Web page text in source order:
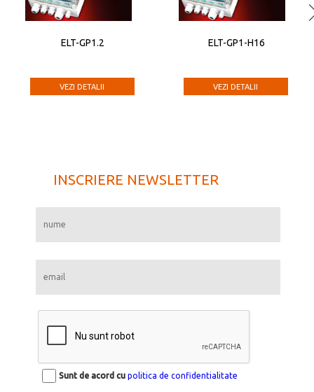
ELT-GP1.2
VEZI DETALII
ELT-GP1-H16
VEZI DETALII
INSCRIERE NEWSLETTER
Sunt de acord cu politica de confidentialitate